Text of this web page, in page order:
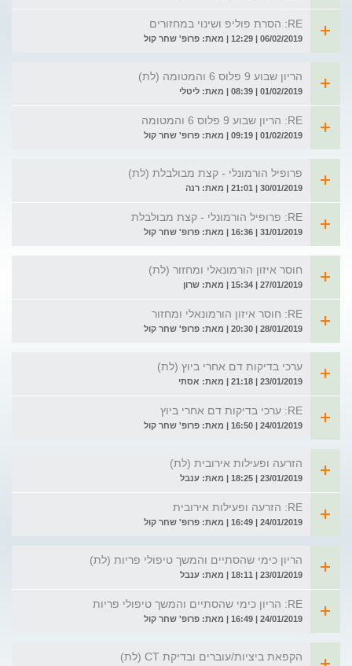
RE: הסרת פוליפ ושינוי במחזורים
06/02/2019 | 12:29 | מאת: פרופ' שחר קול
הריון שבוע 9 פלוס 6 והמטומה (לת)
01/02/2019 | 08:39 | מאת: ליטלי
RE: הריון שבוע 9 פלוס 6 והמטומה
01/02/2019 | 09:19 | מאת: פרופ' שחר קול
פרופיל הורמונלי - קצת מבולבלת (לת)
30/01/2019 | 21:01 | מאת: רנה
RE: פרופיל הורמונלי - קצת מבולבלת
31/01/2019 | 16:36 | מאת: פרופ' שחר קול
חוסר איזון הורמונאלי ומחזור (לת)
27/01/2019 | 15:34 | מאת: שרון
RE: חוסר איזון הורמונאלי ומחזור
28/01/2019 | 20:30 | מאת: פרופ' שחר קול
ערכי בדיקות דם אחרי ביוץ (לת)
23/01/2019 | 21:18 | מאת: אסתי
RE: ערכי בדיקות דם אחרי ביוץ
24/01/2019 | 16:50 | מאת: פרופ' שחר קול
הזרעה ופעילות אירובית (לת)
23/01/2019 | 18:25 | מאת: ענבל
RE: הזרעה ופעילות אירובית
24/01/2019 | 16:49 | מאת: פרופ' שחר קול
הריון כימי שהסתיים והמשך טיפולי פריות (לת)
23/01/2019 | 18:11 | מאת: ענבל
RE: הריון כימי שהסתיים והמשך טיפולי פריות
24/01/2019 | 16:49 | מאת: פרופ' שחר קול
הקפאת ביציות/עוברים ובדיקת CT (לת)